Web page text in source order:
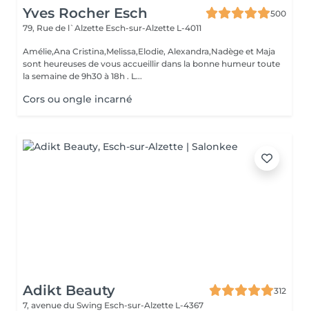
Yves Rocher Esch
500
79, Rue de l`Alzette Esch-sur-Alzette L-4011
Amélie,Ana Cristina,Melissa,Elodie, Alexandra,Nadège et Maja
sont heureuses de vous accueillir dans la bonne humeur toute
la semaine de 9h30 à 18h . L...
Cors ou ongle incarné
Adikt Beauty
312
7, avenue du Swing Esch-sur-Alzette L-4367